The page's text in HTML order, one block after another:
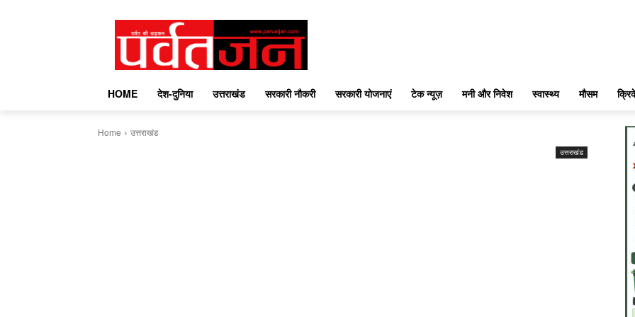
HOME देश-दुनिया उत्तराखंड सरकारी नौकरी सरकारी योजनाएं टेक न्यूज़ मनी और निवेश स्वास्थ्य मौसम
Home उत्तराखंड
उत्तराखंड